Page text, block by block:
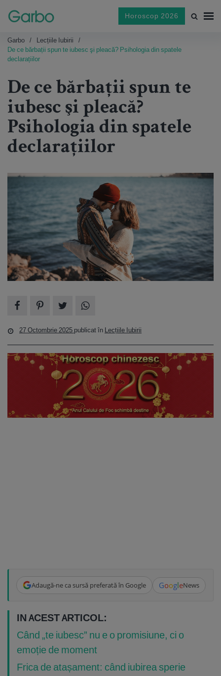
Horoscop 2026
Garbo
Lecțiile Iubirii
De ce bărbații spun te iubesc şi pleacă? Psihologia din spatele
declarațiilor
De ce bărbații spun te
iubesc şi pleacă?
Psihologia din spatele
declarațiilor
27 Octombrie 2025 publicat în Lecțiile Iubirii
Adaugă-ne ca sursă preferată în Google GoogleNews
IN ACEST ARTICOL:
Când „te iubesc” nu e o promisiune, ci o
emoție de moment
Frica de atașament: când iubirea sperie